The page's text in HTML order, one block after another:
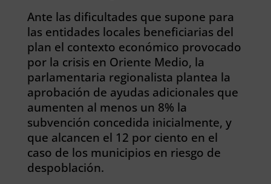
Ante las dificultades que supone para
las entidades locales beneficiarias del
plan el contexto económico provocado
por la crisis en Oriente Medio, la
parlamentaria regionalista plantea la
aprobación de ayudas adicionales que
aumenten al menos un 8% la
subvención concedida inicialmente, y
que alcancen el 12 por ciento en el
caso de los municipios en riesgo de
despoblación.